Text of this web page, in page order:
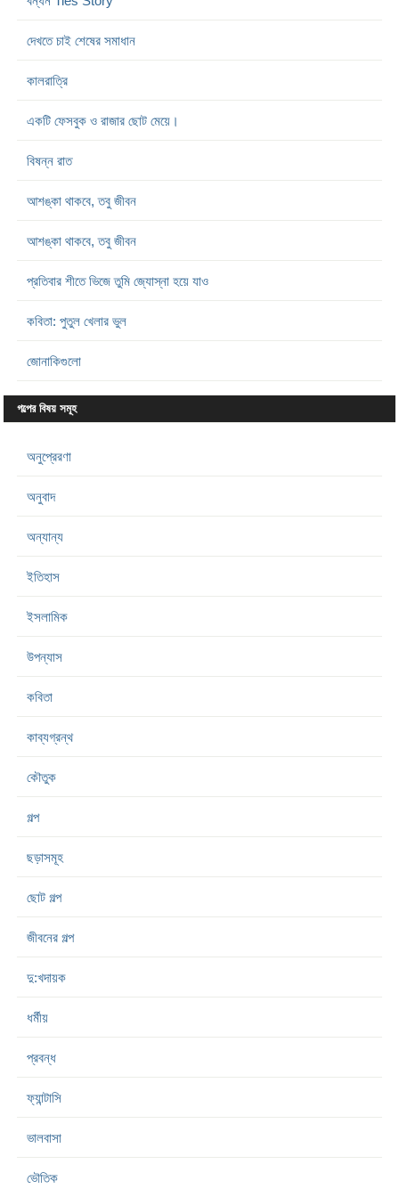
দেখতে চাই শেষের সমাধান
কালরাত্রি
একটি ফেসবুক ও রাজার ছোট মেয়ে।
বিষন্ন রাত
আশঙ্কা থাকবে, তবু জীবন
আশঙ্কা থাকবে, তবু জীবন
প্রতিবার শীতে ভিজে তুমি জ্যোস্না হয়ে যাও
কবিতা: পুতুল খেলার ভুল
জোনাকিগুলো
গল্পের বিষয় সমূহ
অনুপ্রেরণা
অনুবাদ
অন্যান্য
ইতিহাস
ইসলামিক
উপন্যাস
কবিতা
কাব্যগ্রন্থ
কৌতুক
গল্প
ছড়াসমূহ
ছোট গল্প
জীবনের গল্প
দু:খদায়ক
ধর্মীয়
প্রবন্ধ
ফ্যান্টাসি
ভালবাসা
ভৌতিক